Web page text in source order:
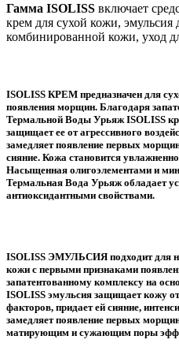
Гамма ISOLISS включает
крем для сухой кожи, эмульсия
комбинированной кожи, уход
ISOLISS КРЕМ предназначен для
появления морщин. Благодаря
Термальной Воды Урьяж ISOLISS
защищает ее от агрессивного
замедляет появление первых
сияние. Кожа становится
Насыщенная олигоэлементами и
Термальная Вода Урьяж обладает
антиоксидантными свойствами.
ISOLISS ЭМУЛЬСИЯ подходит для
кожи с первыми признаками
запатентованному комплексу на
ISOLISS эмульсия защищает кожу
факторов, придает ей сияние,
замедляет появление первых
матирующим и сужающим поры